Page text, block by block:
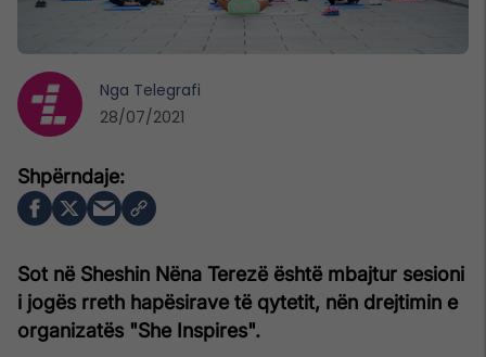
Sot në Sheshin Nëna Terezë është mbajtur sesioni
i jogës rreth hapësirave të qytetit, nën drejtimin e
organizatës "She Inspires".
Nga Telegrafi
28/07/2021